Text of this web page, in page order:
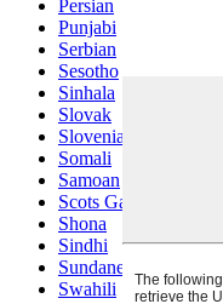
Persian
Punjabi
Serbian
Sesotho
Sinhala
Slovak
Slovenian
Somali
Samoan
Scots Gaelic
Shona
Sindhi
Sundanese
Swahili